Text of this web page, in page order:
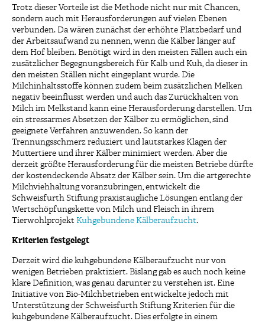
Trotz dieser Vorteile ist die Methode nicht nur mit Chancen,
sondern auch mit Herausforderungen auf vielen Ebenen
verbunden. Da wären zunächst der erhöhte Platzbedarf und
der Arbeitsaufwand zu nennen, wenn die Kälber länger auf
dem Hof bleiben. Benötigt wird in den meisten Fällen auch ein
zusätzlicher Begegnungsbereich für Kalb und Kuh, da dieser in
den meisten Ställen nicht eingeplant wurde. Die
Milchinhaltsstoffe können zudem beim zusätzlichen Melken
negativ beeinflusst werden und auch das Zurückhalten von
Milch im Melkstand kann eine Herausforderung darstellen. Um
ein stressarmes Absetzen der Kälber zu ermöglichen, sind
geeignete Verfahren anzuwenden. So kann der
Trennungsschmerz reduziert und lautstarkes Klagen der
Muttertiere und ihrer Kälber minimiert werden. Aber die
derzeit größte Herausforderung für die meisten Betriebe dürfte
der kostendeckende Absatz der Kälber sein. Um die artgerechte
Milchviehhaltung voranzubringen, entwickelt die
Schweisfurth Stiftung praxistaugliche Lösungen entlang der
Wertschöpfungskette von Milch und Fleisch in ihrem
Tierwohlprojekt Kuhgebundene Kälberaufzucht.
Kriterien festgelegt
Derzeit wird die kuhgebundene Kälberaufzucht nur von
wenigen Betrieben praktiziert. Bislang gab es auch noch keine
klare Definition, was genau darunter zu verstehen ist. Eine
Initiative von Bio-Milchbetrieben entwickelte jedoch mit
Unterstützung der Schweisfurth Stiftung Kriterien für die
kuhgebundene Kälberaufzucht. Dies erfolgte in einem